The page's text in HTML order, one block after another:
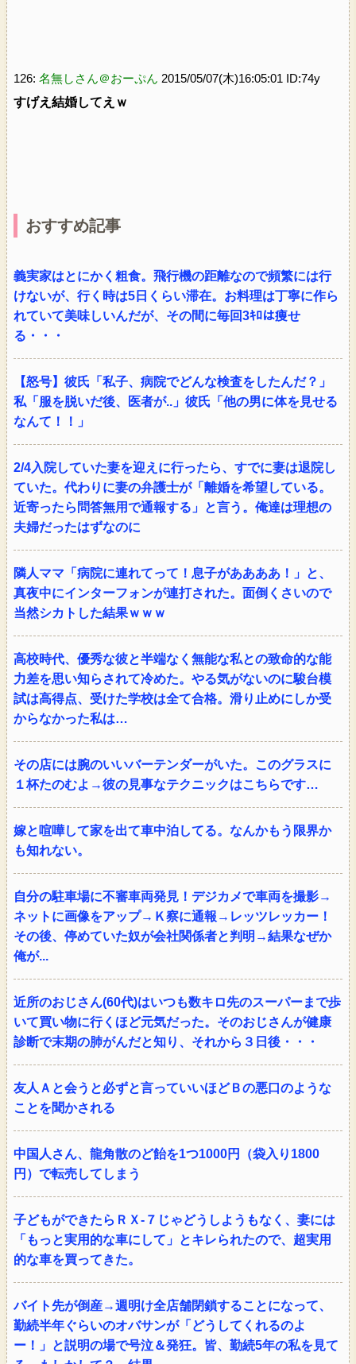
126: 名無しさん＠おーぷん 2015/05/07(木)16:05:01 ID:74y
すげえ結婚してえｗ
おすすめ記事
義実家はとにかく粗食。飛行機の距離なので頻繁には行
けないが、行く時は5日くらい滞在。お料理は丁寧に作ら
れていて美味しいんだが、その間に毎回3ｷﾛは痩せ
る・・・
【怒号】彼氏「私子、病院でどんな検査をしたんだ？」
私「服を脱いだ後、医者が..」彼氏「他の男に体を見せる
なんて！！」
2/4入院していた妻を迎えに行ったら、すでに妻は退院し
ていた。代わりに妻の弁護士が「離婚を希望している。
近寄ったら問答無用で通報する」と言う。俺達は理想の
夫婦だったはずなのに
隣人ママ「病院に連れてって！息子がああああ！」と、
真夜中にインターフォンが連打された。面倒くさいので
当然シカトした結果ｗｗｗ
高校時代、優秀な彼と半端なく無能な私との致命的な能
力差を思い知らされて冷めた。やる気がないのに駿台模
試は高得点、受けた学校は全て合格。滑り止めにしか受
からなかった私は…
その店には腕のいいバーテンダーがいた。このグラスに
１杯たのむよ→彼の見事なテクニックはこちらです…
嫁と喧嘩して家を出て車中泊してる。なんかもう限界か
も知れない。
自分の駐車場に不審車両発見！デジカメで車両を撮影→
ネットに画像をアップ→Ｋ察に通報→レッツレッカー！
その後、停めていた奴が会社関係者と判明→結果なぜか
俺が...
近所のおじさん(60代)はいつも数キロ先のスーパーまで歩
いて買い物に行くほど元気だった。そのおじさんが健康
診断で末期の肺がんだと知り、それから３日後・・・
友人Ａと会うと必ずと言っていいほどＢの悪口のような
ことを聞かされる
中国人さん、龍角散のど飴を1つ1000円（袋入り1800
円）で転売してしまう
子どもができたらＲＸ-７じゃどうしようもなく、妻には
「もっと実用的な車にして」とキレられたので、超実用
的な車を買ってきた。
バイト先が倒産→週明け全店舗閉鎖することになって、
勤続半年ぐらいのオバサンが「どうしてくれるのよ
ー！」と説明の場で号泣＆発狂。皆、勤続5年の私を見て